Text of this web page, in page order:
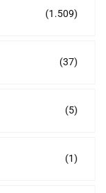
(1.509)
(37)
(5)
(1)